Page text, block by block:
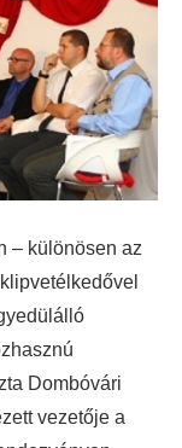
– különösen az
Dombóvári
vezetője a